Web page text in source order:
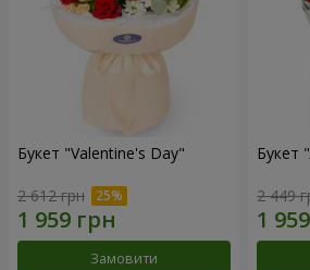
Букет "Valentine's Day"
2 612 грн
Замовити
Букет
2 449